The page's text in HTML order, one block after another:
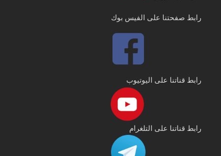
رابط صفحتنا على الفيس بوك
رابط قناتنا على اليوتيوب
رابط قناتنا على التلغرام